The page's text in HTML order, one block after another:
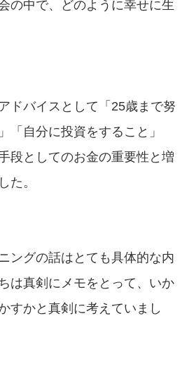
の中で、どのように幸せに生
ドバイスとして「25歳まで努
「自分に投資をすること」
段としてのお金の重要性と増
た。
ングの話はとても具体的な内
は真剣にメモをとって、いか
すかと真剣に考えていまし